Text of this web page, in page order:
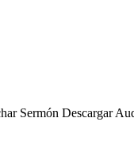
Sermón Descargar